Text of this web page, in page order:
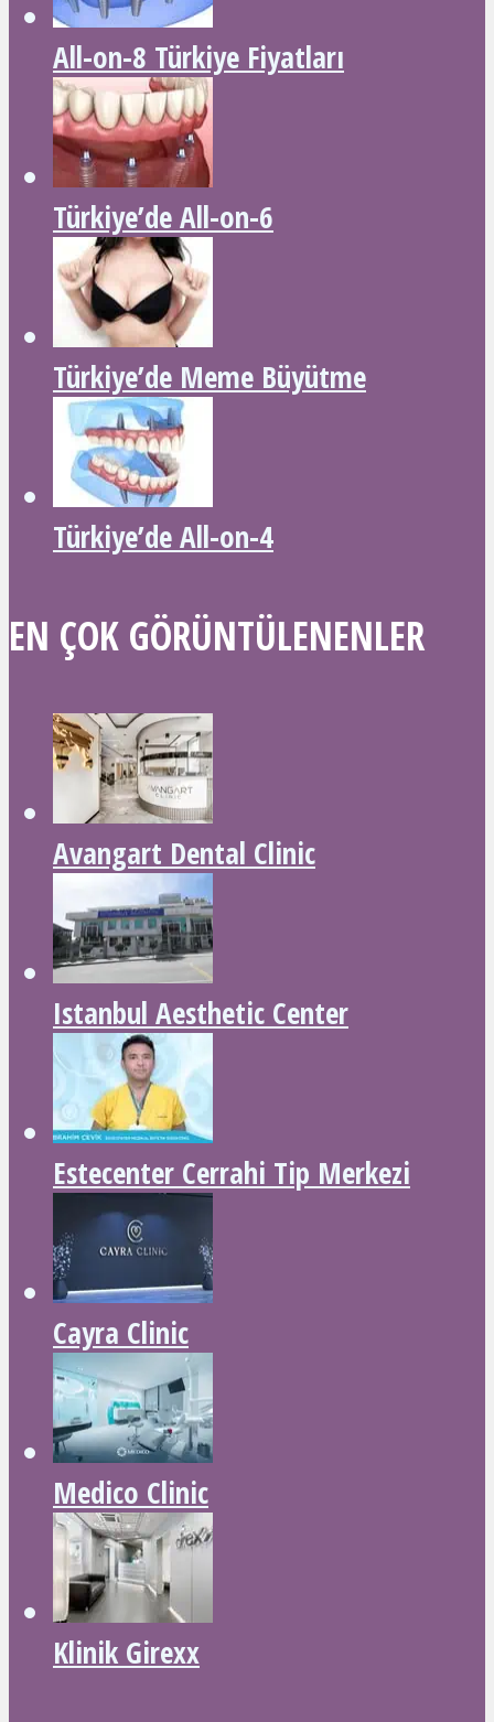
All-on-8 Türkiye Fiyatları
Türkiye’de All-on-6
Türkiye’de Meme Büyütme
Türkiye’de All-on-4
EN ÇOK GÖRÜNTÜLENENLER
Avangart Dental Clinic
Istanbul Aesthetic Center
Estecenter Cerrahi Tip Merkezi
Cayra Clinic
Medico Clinic
Klinik Girexx